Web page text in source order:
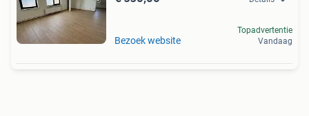
Bezoek website
Topadvertentie
Vandaag